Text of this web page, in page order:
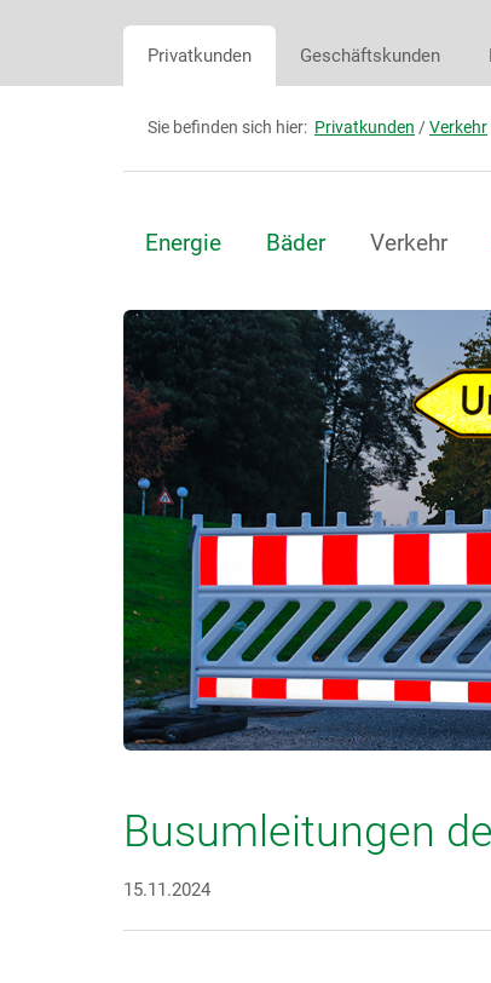
Privatkunden Geschäftskunden
Sie befinden sich hier: Privatkunden /Verkehr
Energie Bäder Verkehr
Busumleitungen
15.11.2024